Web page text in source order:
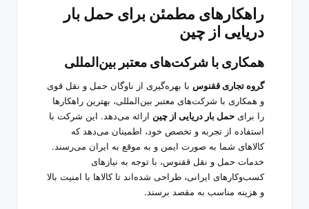
راهکارهای مطمئن برای حمل بار
دریایی از چین
همکاری با شرکت‌های معتبر بین‌المللی
گروه تجاری ققنوس با بهره‌گیری از ناوگان حمل و نقل قوی
و همکاری با شرکت‌های معتبر بین‌المللی، بهترین راهکارها
را برای حمل بار دریایی از چین ارائه می‌دهد. این شرکت با
استفاده از تجربه و تخصص خود، اطمینان می‌دهد که
کالاهای شما به صورت ایمن و به موقع به ایران می‌رسند.
خدمات حمل و نقل ققنوس، با توجه به نیازهای
کسب‌وکارهای ایرانی، طراحی شده‌اند تا کالاها با امنیت بالا
و هزینه مناسب به مقصد برسند.